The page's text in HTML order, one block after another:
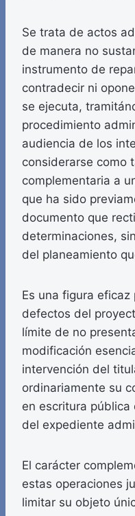
Se trata de actos
de manera no
instrumento de
contradecir ni
se ejecuta,
procedimiento
audiencia de los
considerarse como
complementaria a
que ha sido
documento que
determinaciones,
del planeamiento
Es una figura
defectos del
límite de no
modificación
intervención del
ordinariamente su
en escritura
del expediente
El carácter
estas operaciones
limitar su objeto